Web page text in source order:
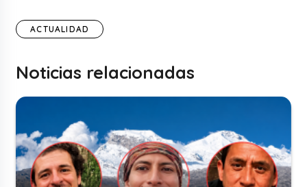
ACTUALIDAD
Noticias relacionadas